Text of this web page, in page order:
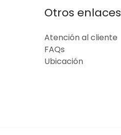
Otros enlaces
Atención al cliente
FAQs
Ubicación